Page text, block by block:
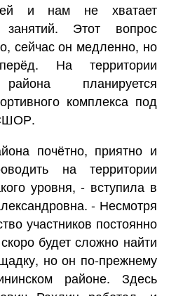
и нам не хватает
Этот вопрос
сейчас он медленно, но
На территории
планируется
комплекса под
почётно, приятно и
на территории
уровня, - вступила в
- Несмотря
участников постоянно
будет сложно найти
но он по-прежнему
районе. Здесь